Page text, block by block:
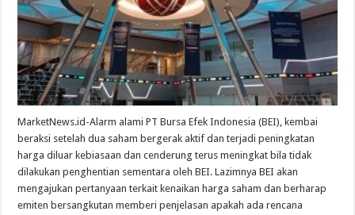
MarketNews.id-Alarm alami PT Bursa Efek Indonesia (BEI), kembai
beraksi setelah dua saham bergerak aktif dan terjadi peningkatan
harga diluar kebiasaan dan cenderung terus meningkat bila tidak
dilakukan penghentian sementara oleh BEI. Lazimnya BEI akan
mengajukan pertanyaan terkait kenaikan harga saham dan berharap
emiten bersangkutan memberi penjelasan apakah ada rencana